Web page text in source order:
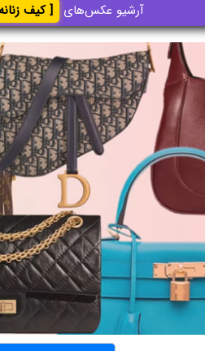
آرشیو عکس‌های [ کیف